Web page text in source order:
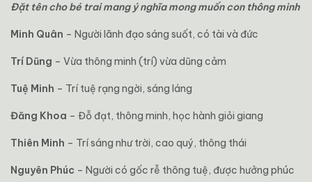
Đặt tên cho bé trai mang ý nghĩa mong muốn con thông minh
Minh Quân – Người lãnh đạo sáng suốt, có tài và đức
Trí Dũng – Vừa thông minh (trí) vừa dũng cảm
Tuệ Minh – Trí tuệ rạng ngời, sáng láng
Đăng Khoa – Đỗ đạt, thông minh, học hành giỏi giang
Thiên Minh – Trí sáng như trời, cao quý, thông thái
Nguyên Phúc – Người có gốc rễ thông tuệ, được hưởng phúc